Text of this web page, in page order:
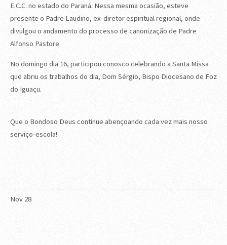
Nov 28
E.C.C. no estado do Paraná. Nessa mesma ocasião, esteve
presente o Padre Laudino, ex-diretor espiritual regional, onde
divulgou o andamento do processo de canonização de Padre
Alfonso Pastore.
No domingo dia 16, participou conosco celebrando a Santa Missa
que abriu os trabalhos do dia, Dom Sérgio, Bispo Diocesano de Foz
do Iguaçu.
Que o Bondoso Deus continue abençoando cada vez mais nosso
serviço-escola!